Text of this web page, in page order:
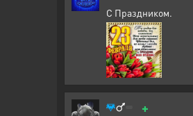
С Праздником.
+